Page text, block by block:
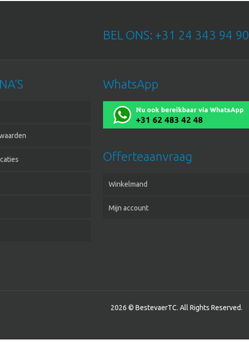
BEL ONS: +31 24 343 94 90
WhatsApp
Offerteaanvraag
Winkelmand
Mijn account
2026 © BestevaerTC. All Rights Reserved.